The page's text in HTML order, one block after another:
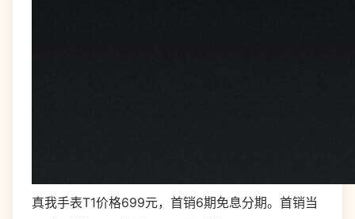
真我手表T1价格699元，首销6期免息分期。首销当